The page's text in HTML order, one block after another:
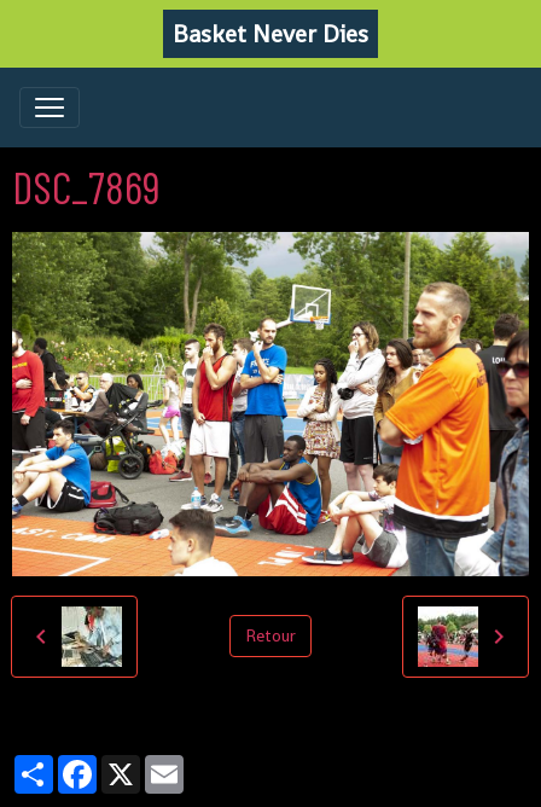
Basket Never Dies
DSC_7869
Retour
PartagerFacebook
X